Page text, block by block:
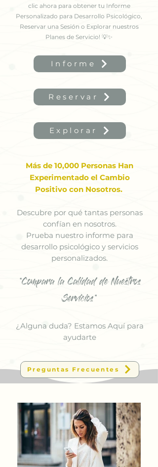
clic ahora para obtener tu Informe
Personalizado para Desarrollo Psicológico,
Reservar una Sesión o Explorar nuestros
Planes de Servicio! 💡✨
Informe
Reservar
Explorar
Más de 10,000 Personas Han
Experimentado el Cambio
Positivo con Nosotros.
Descubre por qué tantas personas
confían en nosotros.
Prueba nuestro informe para
desarrollo psicológico y servicios
personalizados.
*Compara la Calidad de Nuestros
Servicios*
¿Alguna duda? Estamos Aquí para
ayudarte
Preguntas Frecuentes